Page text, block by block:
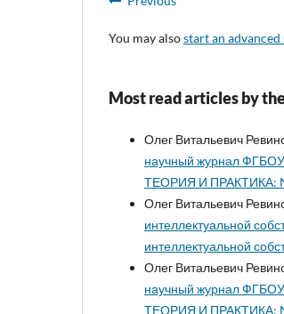
You may alsostart an
Most read articles by
Олег Витальевич
научный журнал ФГБОУ
ТЕОРИЯ И ПРАКТИКА:
Олег Витальевич
интеллектуальной
интеллектуальной
Олег Витальевич
научный журнал ФГБОУ
ТЕОРИЯ И ПРАКТИКА: